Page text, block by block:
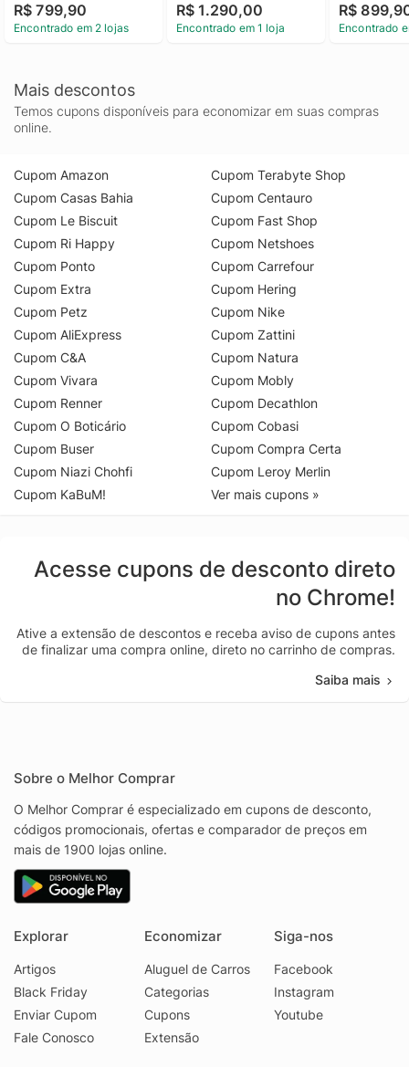
R$ 799,90
Encontrado em 2 lojas
Moletom Chumbo p
R$ 1.290,00
Encontrado em 1 loja
R$
Encontrado
Mais descontos
Temos cupons disponíveis para economizar em suas compras
online.
Cupom Amazon
Cupom Casas Bahia
Cupom Le Biscuit
Cupom Ri Happy
Cupom Ponto
Cupom Extra
Cupom Petz
Cupom AliExpress
Cupom C&A
Cupom Vivara
Cupom Renner
Cupom O Boticário
Cupom Buser
Cupom Niazi Chohfi
Cupom KaBuM!
Cupom Terabyte Shop
Cupom Centauro
Cupom Fast Shop
Cupom Netshoes
Cupom Carrefour
Cupom Hering
Cupom Nike
Cupom Zattini
Cupom Natura
Cupom Mobly
Cupom Decathlon
Cupom Cobasi
Cupom Compra Certa
Cupom Leroy Merlin
Ver mais cupons »
Acesse cupons de desconto direto
no Chrome!
Ative a extensão de descontos e receba aviso de cupons antes
de finalizar uma compra online, direto no carrinho de compras.
Saiba mais
Sobre o Melhor Comprar
O Melhor Comprar é especializado em cupons de desconto,
códigos promocionais, ofertas e comparador de preços em
mais de 1900 lojas online.
Explorar
Artigos
Black Friday
Enviar Cupom
Fale Conosco
Economizar
Aluguel de Carros
Categorias
Cupons
Extensão
Siga-nos
Facebook
Instagram
Youtube